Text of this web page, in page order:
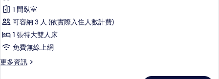
有
相
片
間
臥
室
的
詳
情
政
套
房,
1
間
臥
1 間臥室
可容納 3 人 (依實際入住人數計費)
1 張特大雙人床
免費無線上網
更多資訊
更